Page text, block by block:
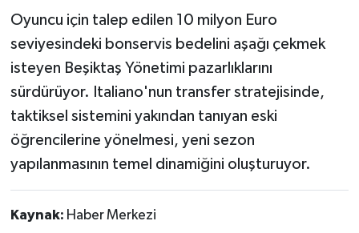
Oyuncu için talep edilen 10 milyon Euro
seviyesindeki bonservis bedelini aşağı çekmek
isteyen Beşiktaş Yönetimi pazarlıklarını
sürdürüyor. Italiano'nun transfer stratejisinde,
taktiksel sistemini yakından tanıyan eski
öğrencilerine yönelmesi, yeni sezon
yapılanmasının temel dinamiğini oluşturuyor.
Kaynak: Haber Merkezi